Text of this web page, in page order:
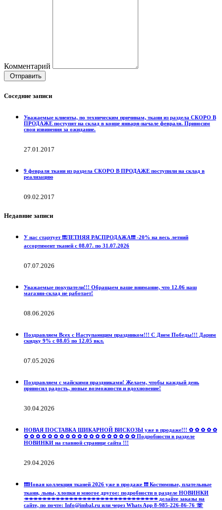
Комментарий
Отправить
Соседние записи
Уважаемые клиенты, по техническим причинам, ткани из раздела СКОРО В
ПРОДАЖЕ поступят на склад в конце января-начале февраля. Приносим
свои извинения за ожидание.
27.01.2017
9 февраля ткани из раздела СКОРО В ПРОДАЖЕ поступили на склад в
реализацию
09.02.2017
Недавние записи
У нас стартует ❗️❗️❗️ЛЕТНЯЯ РАСПРОДАЖА❗️❗️❗️ -20% на весь летний
ассортимент тканей с 08.07. по 31.07.2026
07.07.2026
Уважаемые покупатели!!! Обращаем ваше внимание, что 12.06 наш
магазин-склад не работает!
08.06.2026
Поздравляем Всех с Наступающим праздником!!! С Днем Победы!!! Дарим
скидку 9% с 08.05 по 12.05 вкл.
07.05.2026
Поздравляем с майскими праздниками! Желаем, чтобы каждый день
приносил радость, новые возможности и вдохновение!
30.04.2026
НОВАЯ ПОСТАВКА ШИКАРНОЙ ВИСКОЗЫ уже в продаже!!! ✿ ✿ ✿ ✿ ✿
✿ ✿ ✿ ✿ ✿ ✿ ✿ ✿ ✿ ✿ ✿ ✿ ✿ ✿ ✿ ✿ ✿ ✿ ✿ Подробности в разделе
НОВИНКИ на главной странице сайта !!!
29.04.2026
❗️❗️❗️Новая коллекция тканей 2026 уже в продаже ❗️❗️❗️ Костюмные, плательные
ткани, льны, хлопки и многое другое: подробности в разделе НОВИНКИ
↠↠↠↠↠↠↠↠↠↠↠↠↠↠↠↠↠↠↠↠↠↠↠↠↠↠↠↠↠↠ делайте заказы на
сайте, по почте: Info@imbal.ru или через Whats App 8-985-226-86-76 ☏